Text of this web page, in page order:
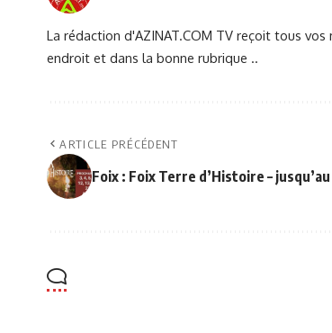
La rédaction d'AZINAT.COM TV reçoit tous
endroit et dans la bonne rubrique ..
ARTICLE PRÉCÉDENT
Foix : Foix Terre d’Histoire –